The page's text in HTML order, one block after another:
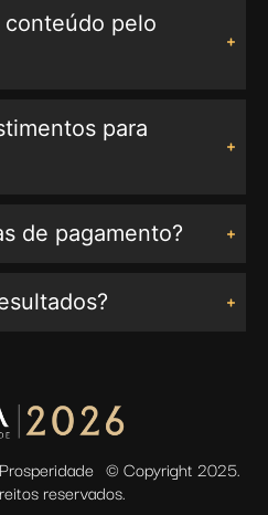
conteúdo pelo
para
de pagamento?
© Copyright 2025.
reservados.